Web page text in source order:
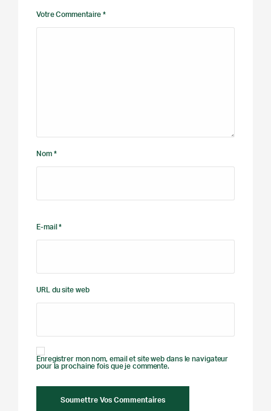
Votre Commentaire *
Nom *
E-mail *
URL du site web
Enregistrer mon nom, email et site web dans le navigateur
pour la prochaine fois que je commente.